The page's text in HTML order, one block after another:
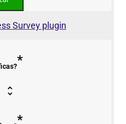
Survey plugin
*
*